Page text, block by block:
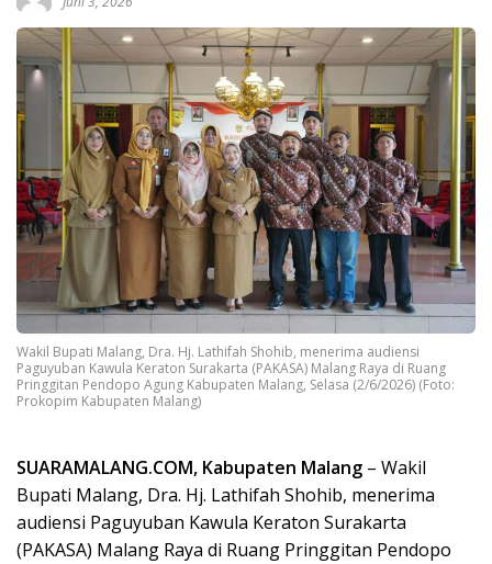
Wakil Bupati Malang, Dra. Hj. Lathifah Shohib, menerima audiensi
Paguyuban Kawula Keraton Surakarta (PAKASA) Malang Raya di Ruang
Pringgitan Pendopo Agung Kabupaten Malang, Selasa (2/6/2026) (Foto:
Prokopim Kabupaten Malang)
SUARAMALANG.COM, Kabupaten Malang – Wakil
Bupati Malang, Dra. Hj. Lathifah Shohib, menerima
audiensi Paguyuban Kawula Keraton Surakarta
(PAKASA) Malang Raya di Ruang Pringgitan Pendopo